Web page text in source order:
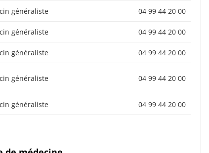
généraliste 04 99 44 20 00
généraliste 04 99 44 20 00
généraliste 04 99 44 20 00
généraliste 04 99 44 20 00
généraliste 04 99 44 20 00